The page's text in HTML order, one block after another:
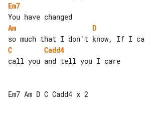
Em7
Am
D
C
Cadd4
call you and tell you I care
Em7 Am D C Cadd4 x 2